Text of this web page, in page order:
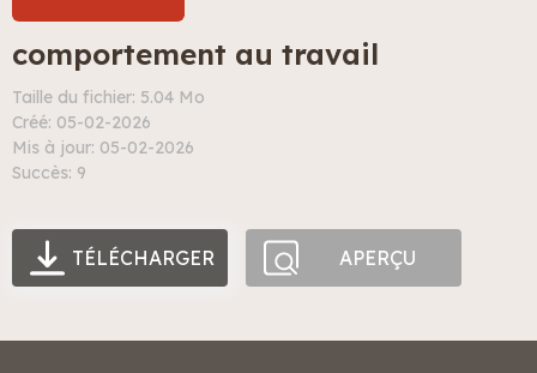
comportement au travail
Taille du fichier: 5.04 Mo
Créé: 05-02-2026
Mis à jour: 05-02-2026
Succès: 9
TÉLÉCHARGER APERÇU